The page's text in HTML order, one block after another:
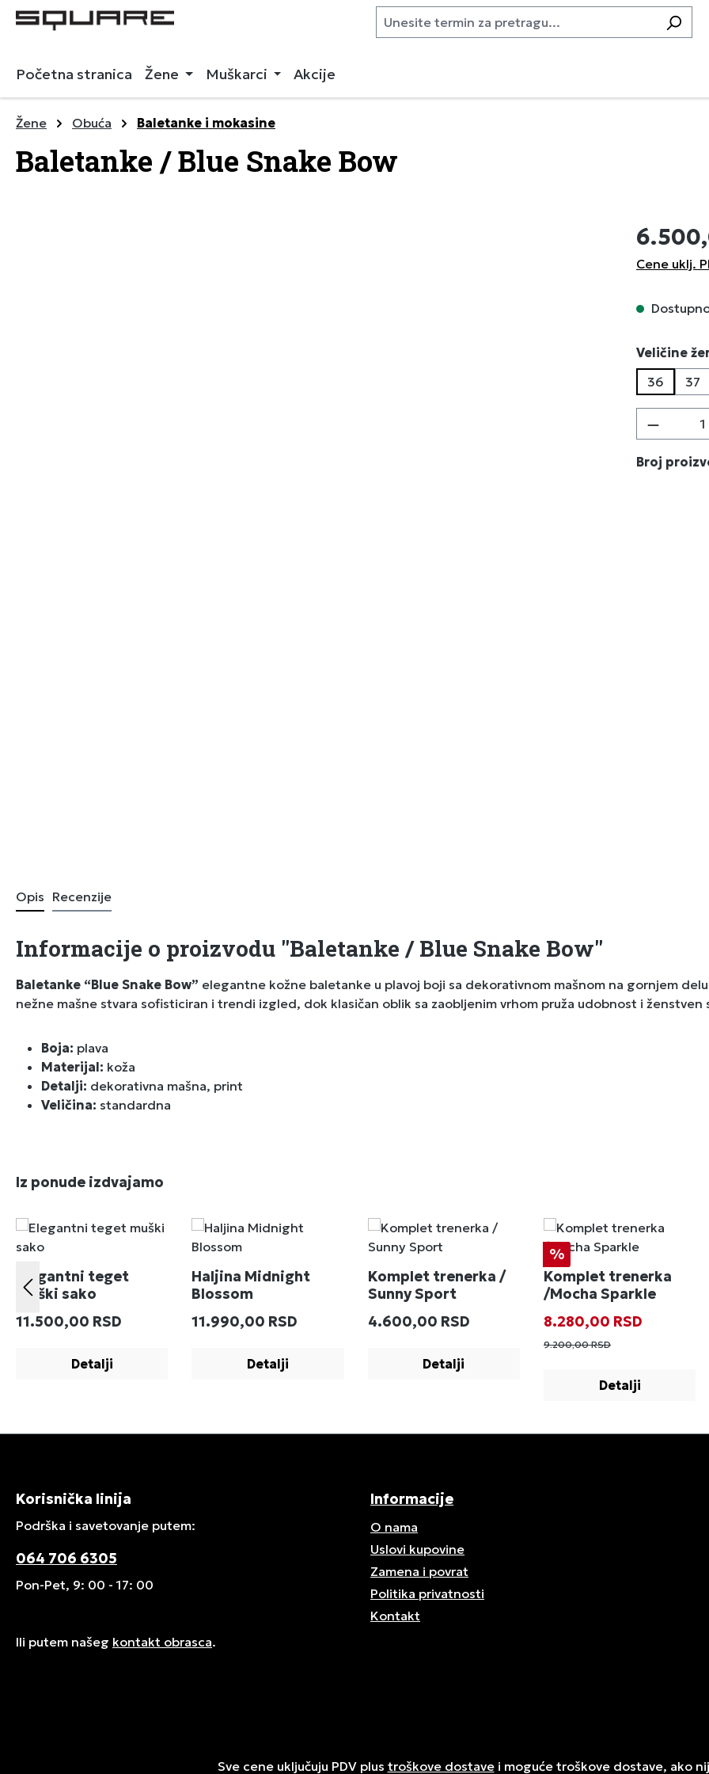
Preskoči na glavnu navigaciju
Početna stranica Žene Muškarci Akcije
Žene Obuća Baletanke i mokasine
Baletanke / Blue Snake Bow
Cene uklj.
Izaberi
Veličine
36
37
Broj
Opis Recenzije
Informacije o proizvodu "Baletanke / Blue Snake Bow"
Baletanke “Blue Snake Bow” elegantne kožne baletanke u plavoj boji sa dekorativnom mašnom na gornjem
nežne mašne stvara sofisticiran i trendi izgled, dok klasičan oblik sa zaobljenim vrhom pruža udobnost i
Boja: plava
Materijal: koža
Detalji: dekorativna mašna, print
Veličina: standardna
Preskoči galeriju proizvoda
Iz ponude izdvajamo
Elegantni teget
muški sako
Redovna cena:
11.500,00 RSD
Detalji
Haljina Midnight
Blossom
Redovna cena:
11.990,00 RSD
Detalji
Komplet trenerka /
Sunny Sport
Redovna cena:
4.600,00 RSD
Detalji
Popust
%
Komplet trenerka
/Mocha Sparkle
Prodajna cena:
8.280,00 RSD
9.200,00 RSD
Detalji
Korisnička linija
Podrška i savetovanje putem:
064 706 6305
Pon-Pet, 9: 00 - 17: 00
Ili putem našeg kontakt obrasca.
Informacije
O nama
Uslovi kupovine
Zamena i povrat
Politika privatnosti
Kontakt
Sve cene uključuju PDV plus troškove dostavei moguće troškove dostave, ako